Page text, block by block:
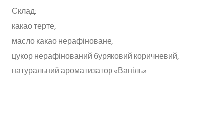
Склад:
какао терте,
масло какао нерафіноване,
цукор нерафінований буряковий коричневий,
натуральний ароматизатор «Ваніль»